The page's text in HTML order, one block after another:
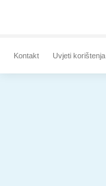
Kontakt Uvjeti korištenja